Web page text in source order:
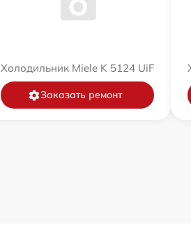
Холодильник Miele K 5124 UiF
Заказать ремонт